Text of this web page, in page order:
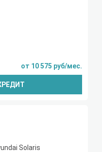
от 10 575 руб/мес.